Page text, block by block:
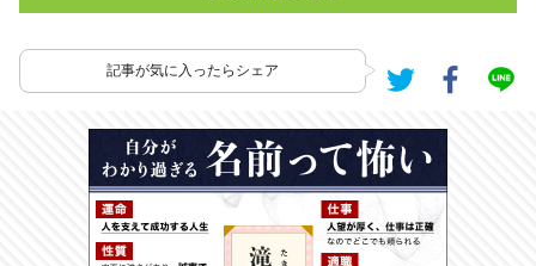
記事が気に入ったらシェア